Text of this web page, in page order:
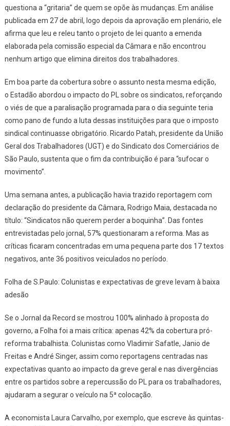
questiona a “gritaria” de quem se opõe às mudanças. Em análise
publicada em 27 de abril, logo depois da aprovação em plenário, ele
afirma que leu e releu tanto o projeto de lei quanto a emenda
elaborada pela comissão especial da Câmara e não encontrou
nenhum artigo que elimina direitos dos trabalhadores.
Em boa parte da cobertura sobre o assunto nesta mesma edição,
o Estadão abordou o impacto do PL sobre os sindicatos, reforçando
o viés de que a paralisação programada para o dia seguinte teria
como pano de fundo a luta dessas instituições para que o imposto
sindical continuasse obrigatório. Ricardo Patah, presidente da União
Geral dos Trabalhadores (UGT) e do Sindicato dos Comerciários de
São Paulo, sustenta que o fim da contribuição é para “sufocar o
movimento”.
Uma semana antes, a publicação havia trazido reportagem com
declaração do presidente da Câmara, Rodrigo Maia, destacada no
título: “Sindicatos não querem perder a boquinha”. Das fontes
entrevistadas pelo jornal, 57% questionaram a reforma. Mas as
críticas ficaram concentradas em uma pequena parte dos 17 textos
negativos, ante 36 positivos veiculados no período.
Folha de S.Paulo: Colunistas e expectativas de greve levam à baixa
adesão
Se o Jornal da Record se mostrou 100% alinhado à proposta do
governo, a Folha foi a mais crítica: apenas 42% da cobertura pró-
reforma trabalhista. Colunistas como Vladimir Safatle, Janio de
Freitas e André Singer, assim como reportagens centradas nas
expectativas quanto ao impacto da greve geral e nas divergências
entre os partidos sobre a repercussão do PL para os trabalhadores,
ajudaram a segurar o veículo na 5ª colocação.
A economista Laura Carvalho, por exemplo, que escreve às quintas-